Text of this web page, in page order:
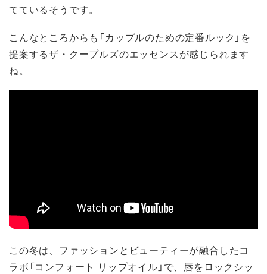
てているそうです。
こんなところからも「カップルのための定番ルック」を
提案するザ・クープルズのエッセンスが感じられます
ね。
この冬は、ファッションとビューティーが融合したコ
ラボ「コンフォート リップオイル」で、唇をロックシッ